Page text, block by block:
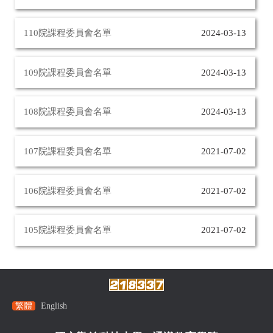
110院課程委員會名單 2024-03-13
109院課程委員會名單 2024-03-13
108院課程委員會名單 2024-03-13
107院課程委員會名單 2021-07-02
106院課程委員會名單 2021-07-02
105院課程委員會名單 2021-07-02
繁體 English